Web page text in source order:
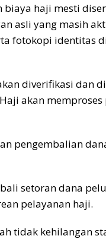
biaya haji mesti
asli yang masih
fotokopi identitas
diverifikasi dan
akan memproses
pengembalian
setoran dana
pelayanan haji.
tidak kehilangan